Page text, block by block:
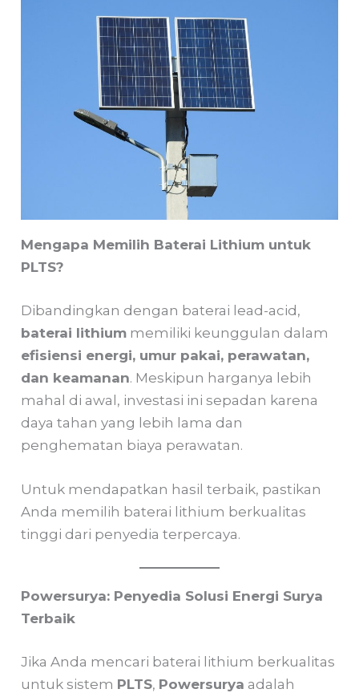
Mengapa Memilih Baterai Lithium untuk
PLTS?
Dibandingkan dengan baterai lead-acid,
baterai lithium memiliki keunggulan dalam
efisiensi energi, umur pakai, perawatan,
dan keamanan. Meskipun harganya lebih
mahal di awal, investasi ini sepadan karena
daya tahan yang lebih lama dan
penghematan biaya perawatan.
Untuk mendapatkan hasil terbaik, pastikan
Anda memilih baterai lithium berkualitas
tinggi dari penyedia terpercaya.
Powersurya: Penyedia Solusi Energi Surya
Terbaik
Jika Anda mencari baterai lithium berkualitas
untuk sistem PLTS, Powersurya adalah